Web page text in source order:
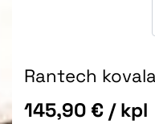
Rantech
Hinta
145,90 € / kpl